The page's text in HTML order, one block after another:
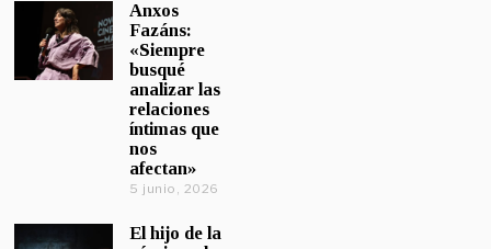
Anxos
Fazáns:
«Siempre
busqué
analizar las
relaciones
íntimas que
nos
afectan»
5 junio, 2026
El hijo de la